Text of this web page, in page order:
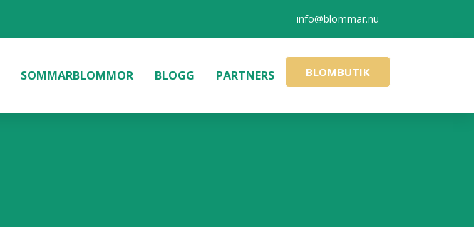
info@blommar.nu
SOMMARBLOMMOR BLOGG PARTNERS BLOMBUTIK